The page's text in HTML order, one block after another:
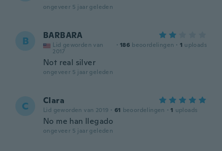
ongeveer 5 jaar geleden
B BARBARA
Lid geworden van
2017
· 186 beoordelingen · 1 uploads
Not real silver
ongeveer 5 jaar geleden
C Clara
Lid geworden van 2019 · 61 beoordelingen · 1 uploads
No me han llegado
ongeveer 5 jaar geleden